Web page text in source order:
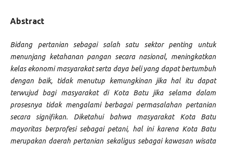
Abstract
Bidang pertanian sebagai salah satu sektor penting untuk
menunjang ketahanan pangan secara nasional, meningkatkan
kelas ekonomi masyarakat serta daya beli yang dapat bertumbuh
dengan baik, tidak menutup kemungkinan jika hal itu dapat
terwujud bagi masyarakat di Kota Batu jika selama dalam
prosesnya tidak mengalami berbagai permasalahan pertanian
secara signifikan. Diketahui bahwa masyarakat Kota Batu
mayoritas berprofesi sebagai petani, hal ini karena Kota Batu
merupakan daerah pertanian sekaligus sebagai kawasan wisata